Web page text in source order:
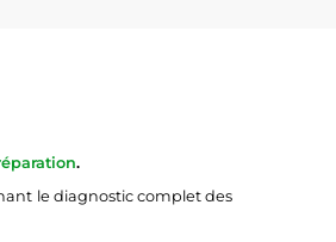
.
le diagnostic complet des